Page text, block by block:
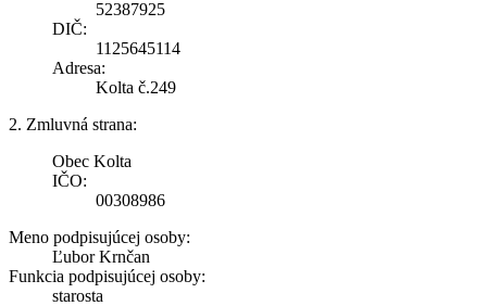
52387925
DIČ:
1125645114
Adresa:
Kolta č.249
2. Zmluvná strana:
Obec Kolta
IČO:
00308986
Meno podpisujúcej osoby:
Ľubor Krnčan
Funkcia podpisujúcej osoby:
starosta